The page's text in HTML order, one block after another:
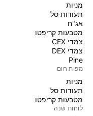
מניות‏
תעודות סל
אג"ח
מטבעות קריפטו
צמדי CEX
צמדי DEX
Pine
מפות חום
מניות‏
תעודות סל
מטבעות קריפטו
לוחות שנה